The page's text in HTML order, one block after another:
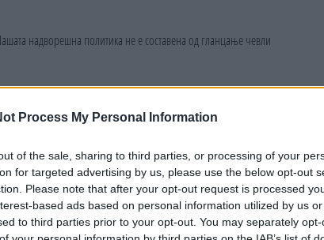
Process My Personal Information
of the sale, sharing to third parties, or processing of your
for targeted advertising by us, please use the below opt-out
Please note that after your opt-out request is processed
based ads based on personal information utilized by us
to third parties prior to your opt-out. You may separately